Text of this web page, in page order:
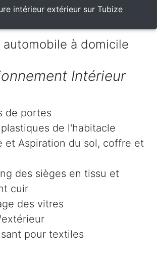
intérieur extérieur sur Tubize
automobile à domicile
Intérieur
de portes
de l'habitacle
et Aspiration du sol, coffre et
des sièges en tissu et
cuir
des vitres
pour textiles